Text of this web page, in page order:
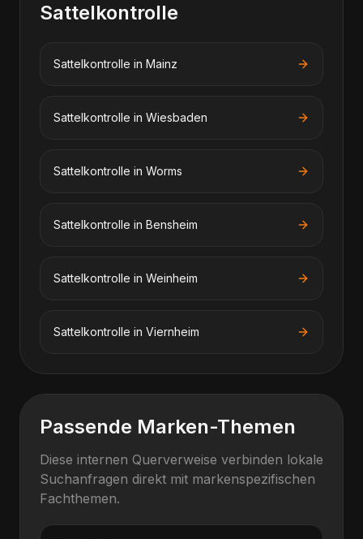
Sattelkontrolle
Sattelkontrolle in Mainz
Sattelkontrolle in Wiesbaden
Sattelkontrolle in Worms
Sattelkontrolle in Bensheim
Sattelkontrolle in Weinheim
Sattelkontrolle in Viernheim
Passende Marken-Themen
Diese internen Querverweise verbinden lokale
Suchanfragen direkt mit markenspezifischen
Fachthemen.